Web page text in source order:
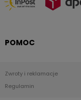
POMOC
Zwroty i reklamacje
Regulamin